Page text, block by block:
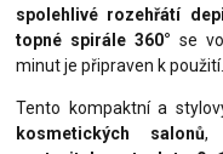
spolehlivé rozehřátí
topné spirále 360° se
minut je připraven k použití.
Tento kompaktní a
kosmetických salonů,